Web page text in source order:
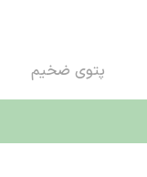
پتوی ضخیم